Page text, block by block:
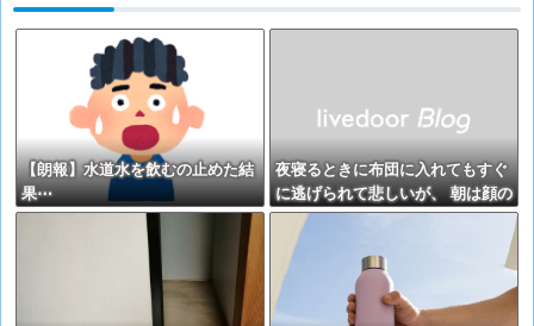
【朗報】水道水を飲むの止めた結
果⋯
夜寝るときに布団に入れてもすぐ
に逃げられて悲しいが、 朝は顔の
上に腹を乗せたり、肉球で頚動脈
を押さえたり・・・【再】